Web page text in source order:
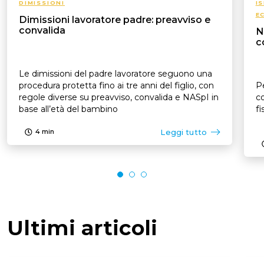
DIMISSIONI
Dimissioni lavoratore padre: preavviso e
convalida
Le dimissioni del padre lavoratore seguono una
procedura protetta fino ai tre anni del figlio, con
regole diverse su preavviso, convalida e NASpI in
base all’età del bambino
4 min Leggi tutto
Ultimi articoli